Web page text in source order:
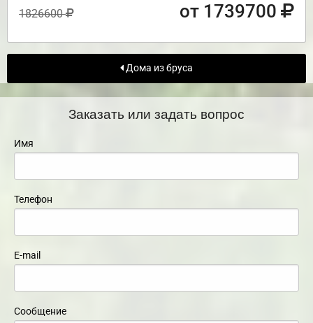
1826600 от 1739700
Дома из бруса
Заказать или задать вопрос
Имя
Телефон
E-mail
Сообщение